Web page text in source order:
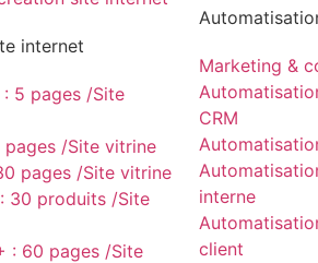
internet
: 5 pages /Site
pages /Site vitrine
pages /Site vitrine
: 30 produits /Site
: 60 pages /Site
Marketing &
CRM
interne
client